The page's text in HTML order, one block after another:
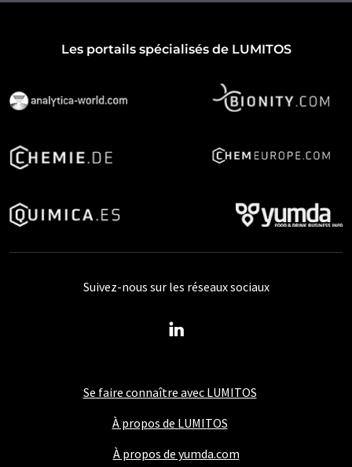
Les portails spécialisés de LUMITOS
Se faire connaître avec LUMITOS
À propos de LUMITOS
À propos de yumda.com
Suivez-nous sur les réseaux sociaux